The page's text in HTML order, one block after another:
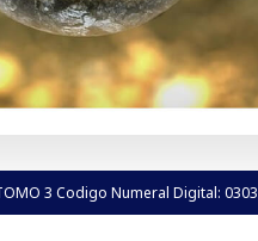
3 Codigo Numeral Digital: 0303